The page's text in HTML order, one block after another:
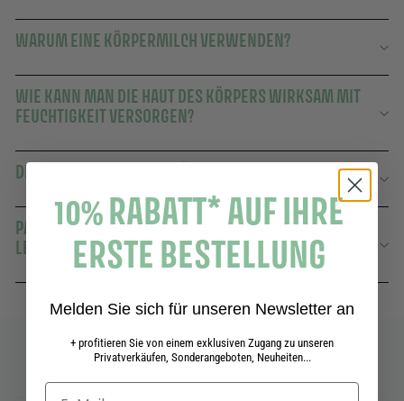
WARUM EINE KÖRPERMILCH VERWENDEN?
WIE KANN MAN DIE HAUT DES KÖRPERS WIRKSAM MIT
FEUCHTIGKEIT VERSORGEN?
DIE VORTEILE VON OLIVENÖL UND SHEABUTTER
PANIER DES SENS DIE PROVENZALISCHE
LEBENSKUNST
Vervollständigen Sie Ihre Routine
10% RABATT* AUF IHRE
ERSTE BESTELLUNG
Melden Sie sich für unseren Newsletter an
+ profitieren Sie von einem exklusiven Zugang zu unseren
Privatverkäufen, Sonderangeboten, Neuheiten...